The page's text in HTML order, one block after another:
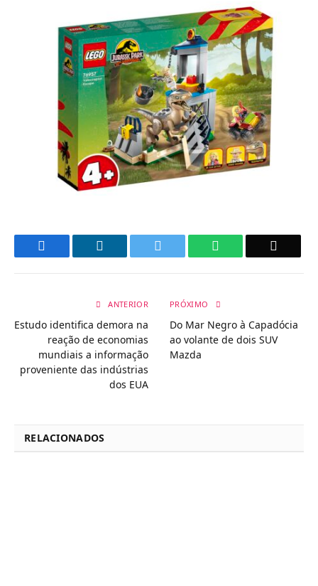
WhatsApp
ANTERIOR
Estudo identifica demora na
reação de economias
mundiais a informação
proveniente das indústrias
dos EUA
PRÓXIMO
Do Mar Negro à Capadócia
ao volante de dois SUV
Mazda
RELACIONADOS